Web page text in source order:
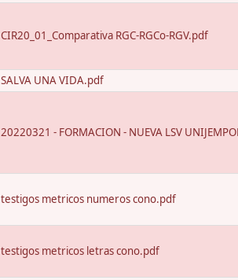
CIR20_01_Comparativa RGC-RGCo-RGV.pdf
SALVA UNA VIDA.pdf
20220321 - FORMACION - NUEVA LSV
testigos metricos numeros cono.pdf
testigos metricos letras cono.pdf